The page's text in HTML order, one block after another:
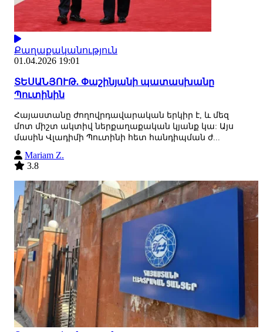
Քաղաքականություն
01.04.2026 19:01
ՏԵՍԱՆՅՈՒԹ. Փաշինյանի պատասխանը
Պուտինին
Հայաստանը ժողովրդավարական երկիր է, և մեզ
մոտ միշտ ակտիվ ներքաղաքական կյանք կա: Այս
մասին Վլադիմի Պուտինի հետ հանդիպման ժ...
Mariam Z.
3.8